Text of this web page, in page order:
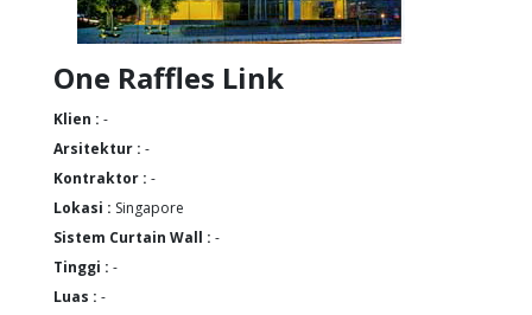
One Raffles Link
Klien : -
Arsitektur : -
Kontraktor : -
Lokasi : Singapore
Sistem Curtain Wall : -
Tinggi : -
Luas : -